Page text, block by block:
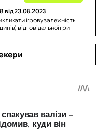
від 23.08.2023
ігрову залежність.
відповідальної гри